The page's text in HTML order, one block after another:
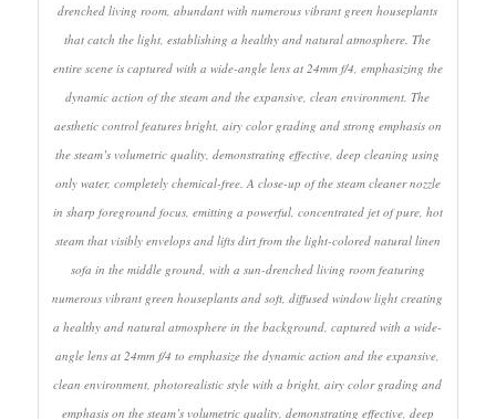
drenched living room, abundant with numerous vibrant green houseplants
that catch the light, establishing a healthy and natural atmosphere. The
entire scene is captured with a wide-angle lens at 24mm f/4, emphasizing the
dynamic action of the steam and the expansive, clean environment. The
aesthetic control features bright, airy color grading and strong emphasis on
the steam’s volumetric quality, demonstrating effective, deep cleaning using
only water, completely chemical-free. A close-up of the steam cleaner nozzle
in sharp foreground focus, emitting a powerful, concentrated jet of pure, hot
steam that visibly envelops and lifts dirt from the light-colored natural linen
sofa in the middle ground, with a sun-drenched living room featuring
numerous vibrant green houseplants and soft, diffused window light creating
a healthy and natural atmosphere in the background, captured with a wide-
angle lens at 24mm f/4 to emphasize the dynamic action and the expansive,
clean environment, photorealistic style with a bright, airy color grading and
emphasis on the steam’s volumetric quality, demonstrating effective, deep